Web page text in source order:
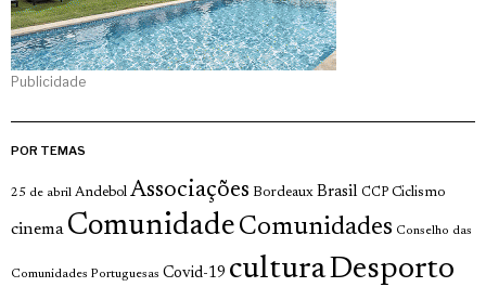
Publicidade
POR TEMAS
25 de abril Andebol Associações Bordeaux Brasil CCP Ciclismo
cinema Comunidade Comunidades Conselho das
Comunidades Portuguesas Covid-19 culturaDesporto